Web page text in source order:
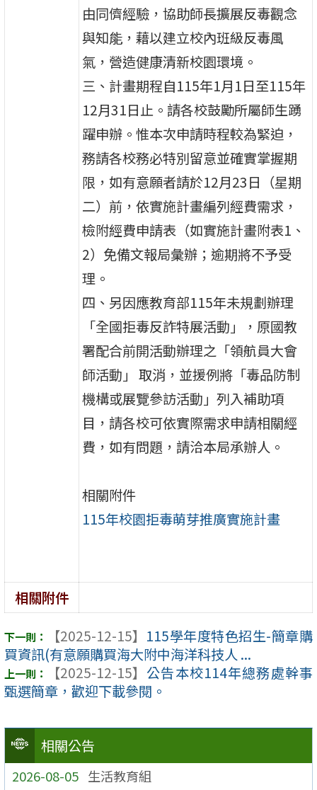
相關公告
2026-08-05 生活教育組
由同儕經驗，協助師長擴展反毒觀念
與知能，藉以建立校內班級反毒風
氣，營造健康清新校園環境。
三、計畫期程自115年1月1日至115年
12月31日止。請各校鼓勵所屬師生踴
躍申辦。惟本次申請時程較為緊迫，
務請各校務必特別留意並確實掌握期
限，如有意願者請於12月23日（星期
二）前，依實施計畫編列經費需求，
檢附經費申請表（如實施計畫附表1、
2）免備文報局彙辦；逾期將不予受
理。
四、另因應教育部115年未規劃辦理
「全國拒毒反詐特展活動」，原國教
署配合前開活動辦理之「領航員大會
師活動」 取消，並援例將「毒品防制
機構或展覽參訪活動」列入補助項
目，請各校可依實際需求申請相關經
費，如有問題，請洽本局承辦人。
相關附件
115年校園拒毒萌芽推廣實施計畫
相關附件
【2025-12-15】 115學年度特色招生-簡章購
買資訊(有意願購買海大附中海洋科技人 ...
【2025-12-15】 公告本校114年總務處幹事
甄選簡章，歡迎下載參閱。